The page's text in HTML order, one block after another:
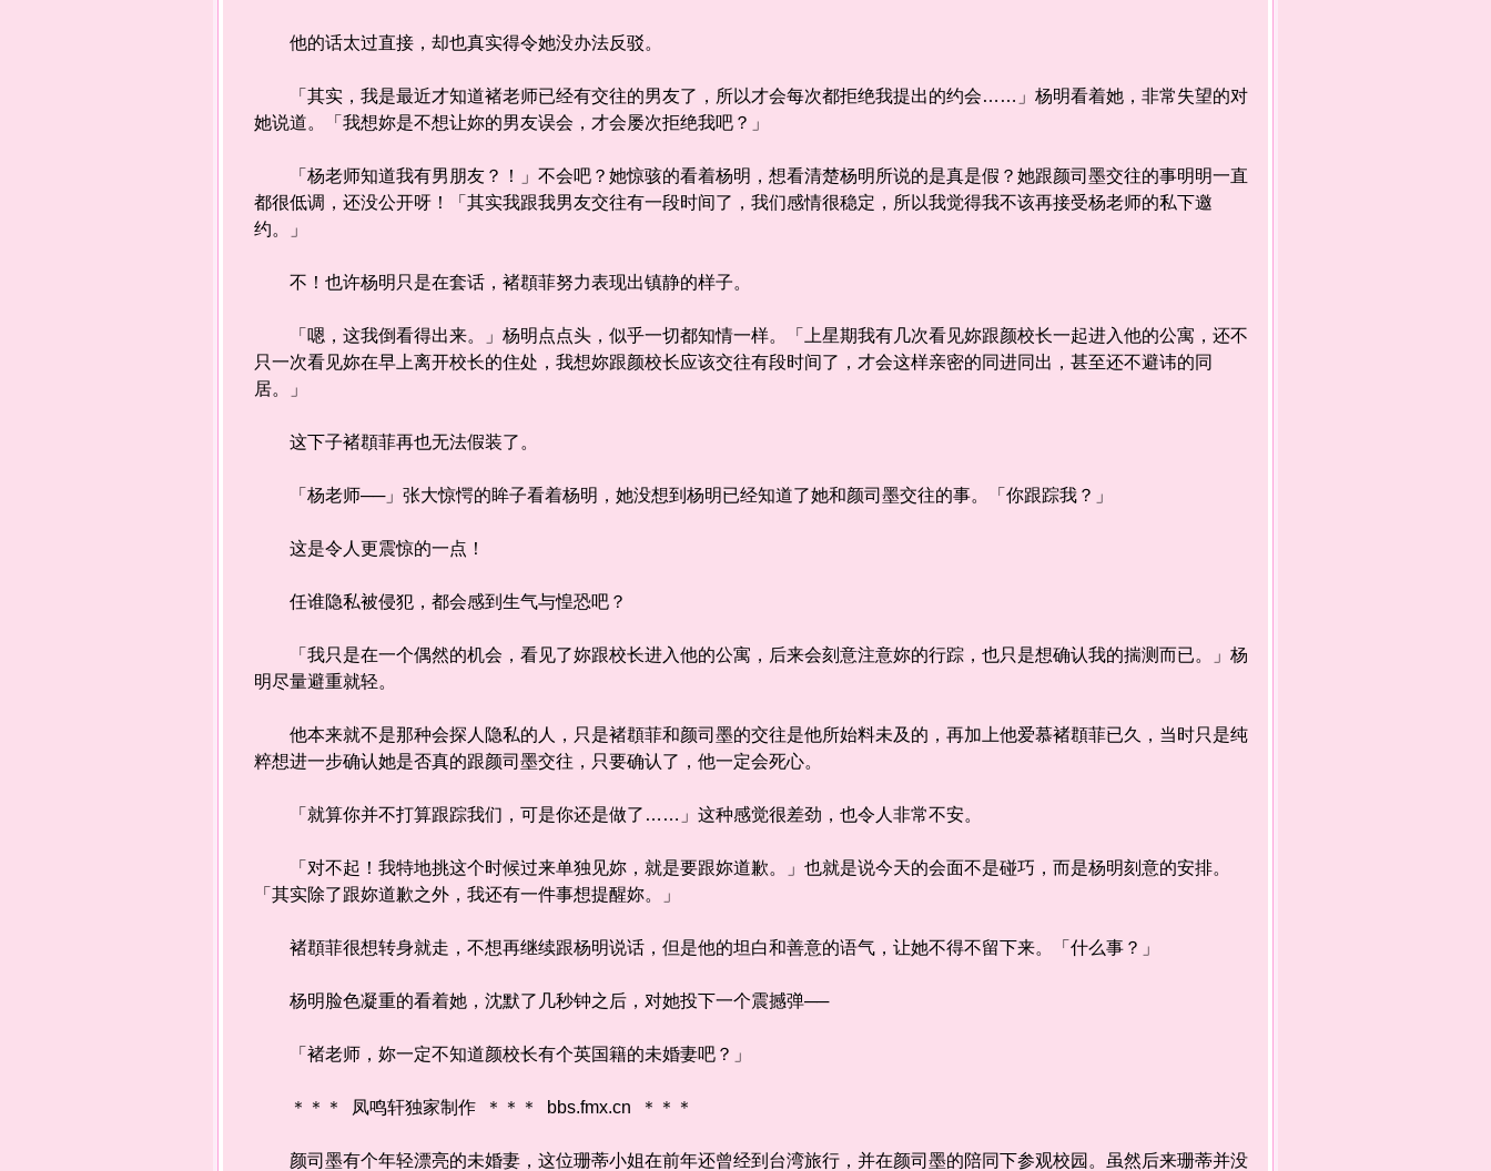
他的话太过直接，却也真实得令她没办法反驳。
「其实，我是最近才知道褚老师已经有交往的男友了，所以才会每次都拒绝我提出的约会……」杨明看着她，非常失望的对
她说道。「我想妳是不想让妳的男友误会，才会屡次拒绝我吧？」
「杨老师知道我有男朋友？！」不会吧？她惊骇的看着杨明，想看清楚杨明所说的是真是假？她跟颜司墨交往的事明明一直
都很低调，还没公开呀！「其实我跟我男友交往有一段时间了，我们感情很稳定，所以我觉得我不该再接受杨老师的私下邀
约。」
不！也许杨明只是在套话，褚頵菲努力表现出镇静的样子。
「嗯，这我倒看得出来。」杨明点点头，似乎一切都知情一样。「上星期我有几次看见妳跟颜校长一起进入他的公寓，还不
只一次看见妳在早上离开校长的住处，我想妳跟颜校长应该交往有段时间了，才会这样亲密的同进同出，甚至还不避讳的同
居。」
这下子褚頵菲再也无法假装了。
「杨老师──」张大惊愕的眸子看着杨明，她没想到杨明已经知道了她和颜司墨交往的事。「你跟踪我？」
这是令人更震惊的一点！
任谁隐私被侵犯，都会感到生气与惶恐吧？
「我只是在一个偶然的机会，看见了妳跟校长进入他的公寓，后来会刻意注意妳的行踪，也只是想确认我的揣测而已。」杨
明尽量避重就轻。
他本来就不是那种会探人隐私的人，只是褚頵菲和颜司墨的交往是他所始料未及的，再加上他爱慕褚頵菲已久，当时只是纯
粹想进一步确认她是否真的跟颜司墨交往，只要确认了，他一定会死心。
「就算你并不打算跟踪我们，可是你还是做了……」这种感觉很差劲，也令人非常不安。
「对不起！我特地挑这个时候过来单独见妳，就是要跟妳道歉。」也就是说今天的会面不是碰巧，而是杨明刻意的安排。
「其实除了跟妳道歉之外，我还有一件事想提醒妳。」
褚頵菲很想转身就走，不想再继续跟杨明说话，但是他的坦白和善意的语气，让她不得不留下来。「什么事？」
杨明脸色凝重的看着她，沈默了几秒钟之后，对她投下一个震撼弹──
「褚老师，妳一定不知道颜校长有个英国籍的未婚妻吧？」
＊＊＊ 凤鸣轩独家制作 ＊＊＊ bbs.fmx.cn ＊＊＊
颜司墨有个年轻漂亮的未婚妻，这位珊蒂小姐在前年还曾经到台湾旅行，并在颜司墨的陪同下参观校园。虽然后来珊蒂并没